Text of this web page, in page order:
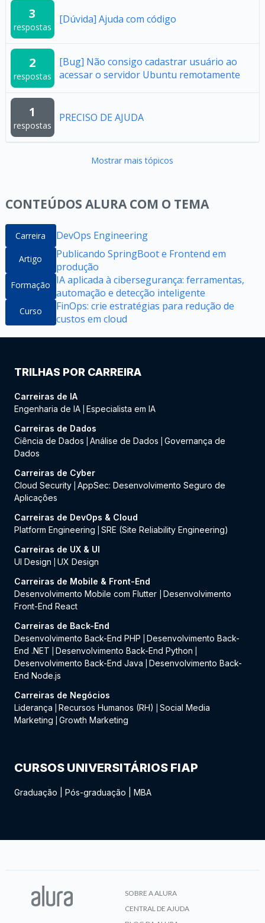
3
respostas
[Dúvida] Ajuda com código
2
respostas
[Bug] Não consigo cadastrar usuário ao
acessar o servidor Ubuntu remotamente
1
respostas
PRECISO DE AJUDA
Mostrar mais tópicos
CONTEÚDOS ALURA COM O TEMA
Carreira DevOps Engineering
Artigo
Publicando SpringBoot e Frontend em
produção
Formação IA aplicada à cibersegurança: ferramentas,
automação e detecção inteligente
Curso
FinOps: crie estratégias para redução de
custos em cloud
TRILHAS POR CARREIRA
Carreiras de IA
Engenharia de IA Especialista em IA
Carreiras de Dados
Ciência de Dados
Análise de Dados
Governança de
Dados
Carreiras de Cyber
Cloud Security AppSec: Desenvolvimento Seguro de
Aplicações
Carreiras de DevOps & Cloud
Platform Engineering
SRE (Site Reliability Engineering)
Carreiras de UX & UI
UI Design
UX Design
Carreiras de Mobile & Front-End
Desenvolvimento Mobile com Flutter
Desenvolvimento
Front-End React
Carreiras de Back-End
Desenvolvimento Back-End PHP
Desenvolvimento Back-
End .NET
Desenvolvimento Back-End Python
Desenvolvimento Back-End Java
Desenvolvimento Back-
End Node.js
Carreiras de Negócios
Liderança
Recursos Humanos (RH)
Social Media
Marketing
Growth Marketing
CURSOS UNIVERSITÁRIOS FIAP
Graduação Pós-graduação MBA
SOBRE A ALURA
CENTRAL DE AJUDA